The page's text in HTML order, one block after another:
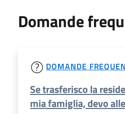
Domande
DOMANDE
Se trasferisco la
mia famiglia, devo